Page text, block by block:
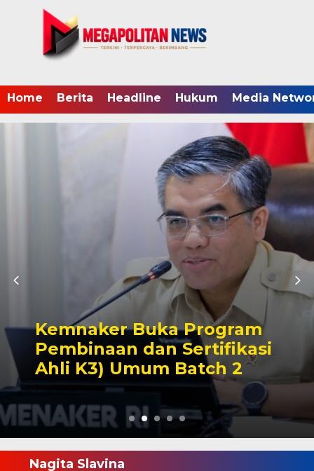
Home Berita Headline Hukum Media
Kemnaker Buka Program
Pembinaan dan Sertifikasi
Ahli K3) Umum Batch 2
Nagita Slavina